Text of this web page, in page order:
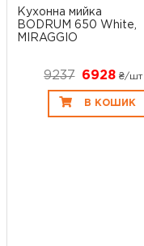
Кухонна мийка
BODRUM 650 White,
MIRAGGIO
9237 6928₴/шт
В КОШИК